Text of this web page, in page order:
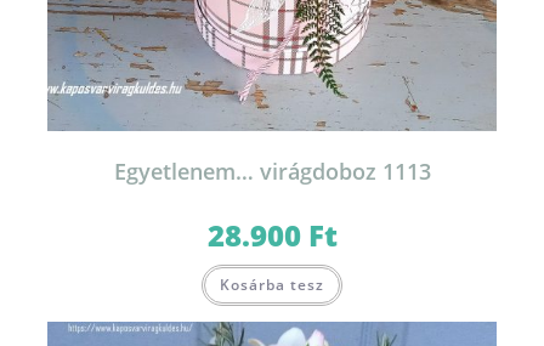
Egyetlenem… virágdoboz 1113
28.900 Ft
Kosárba tesz